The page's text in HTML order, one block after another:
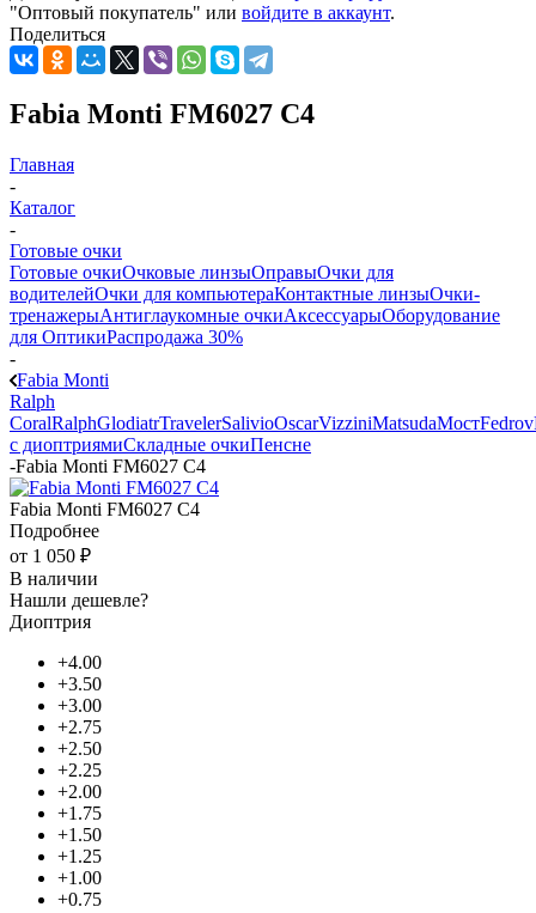
"Оптовый покупатель" или войдите в аккаунт.
Поделиться
Fabia Monti FM6027 C4
Главная
-
Каталог
-
Готовые очки
Готовые очкиОчковые линзыОправыОчки для
водителейОчки для компьютераКонтактные линзыОчки-
тренажерыАнтиглаукомные очкиАксессуарыОборудование
для ОптикиРаспродажа 30%
-
Fabia Monti
Ralph
CoralRalphGlodiatrTravelerSalivioOscarVizziniMatsudaМостFedrov
с диоптриямиСкладные очкиПенсне
-Fabia Monti FM6027 C4
Fabia Monti FM6027 C4
Подробнее
от 1 050 ₽
В наличии
Нашли дешевле?
Диоптрия
+4.00
+3.50
+3.00
+2.75
+2.50
+2.25
+2.00
+1.75
+1.50
+1.25
+1.00
+0.75